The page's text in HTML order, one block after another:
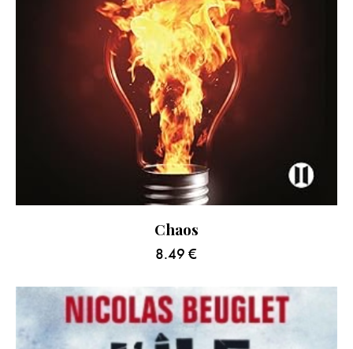
Chaos
8.49 €